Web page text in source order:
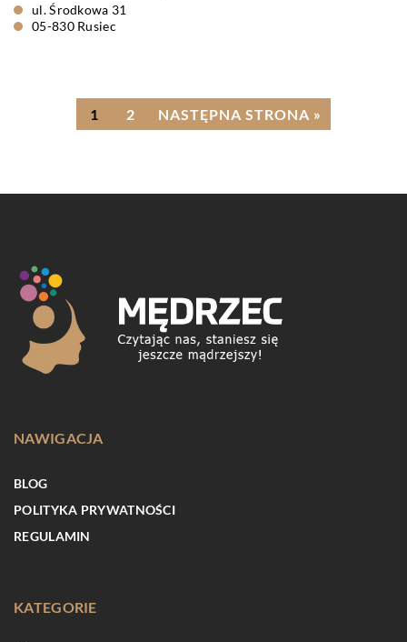
ul. Środkowa 31
05-830 Rusiec
1 2 NASTĘPNA STRONA »
NAWIGACJA
BLOG
POLITYKA PRYWATNOŚCI
REGULAMIN
KATEGORIE